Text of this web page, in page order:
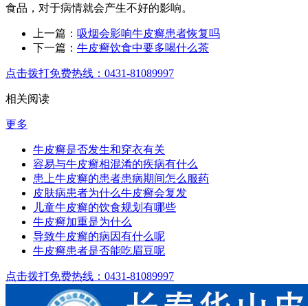
食品，对于病情就会产生不好的影响。
上一篇： 吸烟会影响牛皮癣患者恢复吗
下一篇： 牛皮癣饮食中要多喝什么茶
点击拨打免费热线：0431-81089997
相关阅读
更多
牛皮癣是否发生和穿衣有关
容易与牛皮癣相混淆的疾病有什么
患上牛皮癣的患者患病期间怎么服药
皮肤病患者为什么牛皮癣会复发
儿童牛皮癣的饮食规划有哪些
牛皮癣加重是为什么
导致牛皮癣的病因有什么呢
牛皮癣患者是否能吃眉豆呢
点击拨打免费热线：0431-81089997